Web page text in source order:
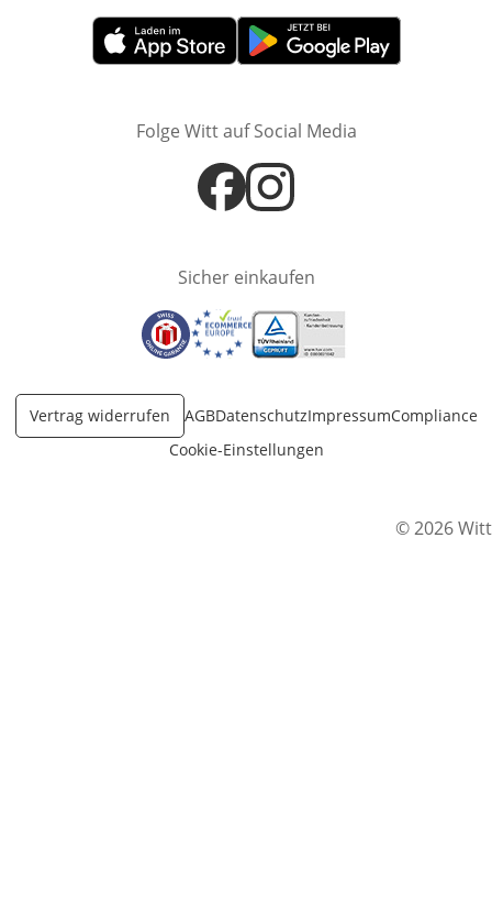
Öffnet in neuem FensterÖffnet in neuem Fenster
Folge Witt auf Social Media
Öffnet in neuem Fenster
Öffnet in neuem Fenster
Sicher einkaufen
Öffnet in neuem Fenster
Öffnet in neuem Fenster
Öffnet in neuem Fenster
Vertrag widerrufen AGBDatenschutzImpressumCompliance
Cookie-Einstellungen
© 2026 Witt